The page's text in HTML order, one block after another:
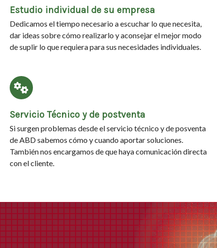
Estudio individual de su empresa
Dedicamos el tiempo necesario a escuchar lo que necesita,
dar ideas sobre cómo realizarlo y aconsejar el mejor modo
de suplir lo que requiera para sus necesidades individuales.
Servicio Técnico y de postventa
Si surgen problemas desde el servicio técnico y de posventa
de ABD sabemos cómo y cuando aportar soluciones.
También nos encargamos de que haya comunicación directa
con el cliente.